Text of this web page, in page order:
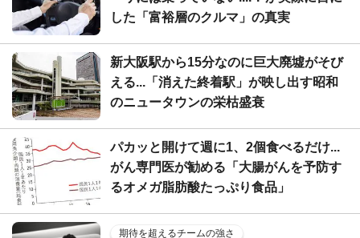
した「富裕層のクルマ」の真実
新大阪駅から15分なのに巨大廃墟がそび
える...「消えた終着駅」が映し出す昭和
のニュータウンの栄枯盛衰
パカッと開けて週に1、2個食べるだけ...
がん専門医が勧める「大腸がんを予防す
るオメガ脂肪酸たっぷり食品」
期待を超えるチームの強さ